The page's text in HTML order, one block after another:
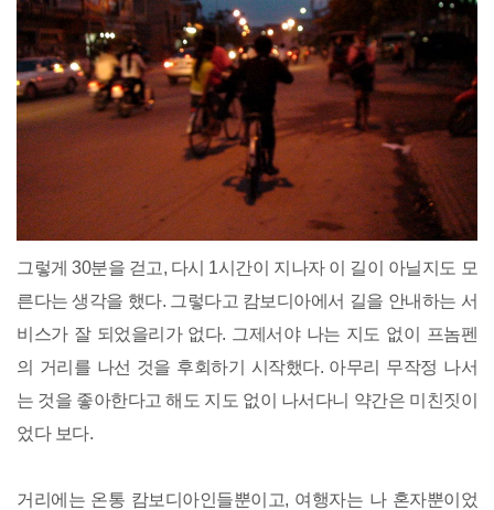
그렇게 30분을 걷고, 다시 1시간이 지나자 이 길이 아닐지도 모
른다는 생각을 했다. 그렇다고 캄보디아에서 길을 안내하는 서
비스가 잘 되었을리가 없다. 그제서야 나는 지도 없이 프놈펜
의 거리를 나선 것을 후회하기 시작했다. 아무리 무작정 나서
는 것을 좋아한다고 해도 지도 없이 나서다니 약간은 미친짓이
었다 보다.
거리에는 온통 캄보디아인들뿐이고, 여행자는 나 혼자뿐이었